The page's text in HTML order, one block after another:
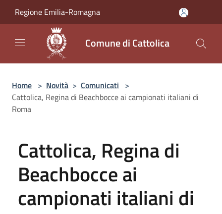
Regione Emilia-Romagna
Comune di Cattolica
Home > Novità > Comunicati >
Cattolica, Regina di Beachbocce ai campionati italiani di
Roma
Cattolica, Regina di
Beachbocce ai
campionati italiani di